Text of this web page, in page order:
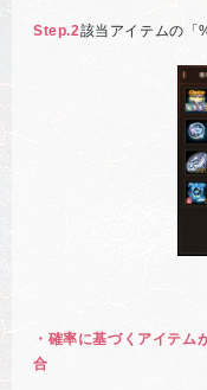
Step.2該当アイテムの「
・確率に基づくアイテム
合